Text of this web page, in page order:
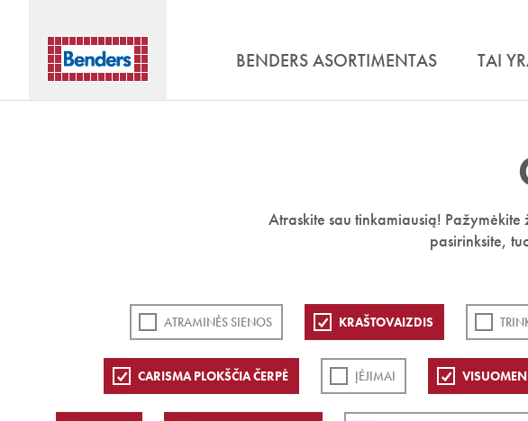
BENDERS ASORTIMENTAS TAI
Atraskite sau tinkamiausią!
pasirinksite,
ATRAMINĖS SIENOS KRAŠTOVAIZDIS
CARISMA PLOKŠČIA ČERPĖ ĮĖJIMAI